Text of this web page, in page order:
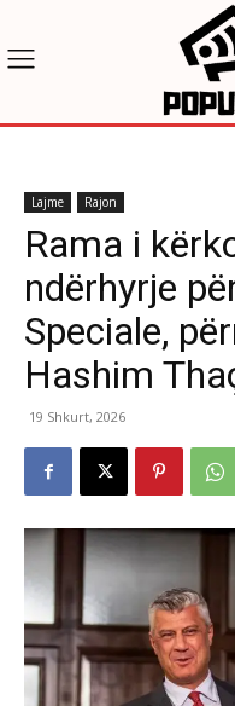
Lajme Rajon
Rama i
ndërhyrje
Speciale,
Hashim
19 Shkurt, 2026